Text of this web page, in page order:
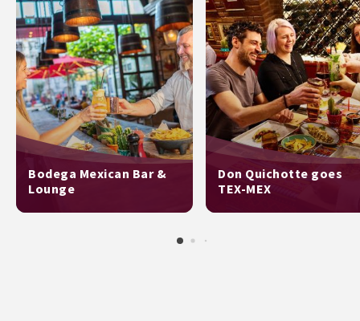
Bodega Mexican Bar &
Lounge
Don Quichotte goes
TEX-MEX